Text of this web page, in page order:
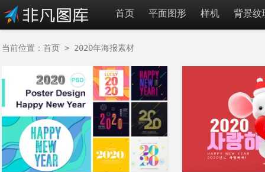
首页 平面图形 样机 背景纹
当前位置： 首页> 2020年海报素材